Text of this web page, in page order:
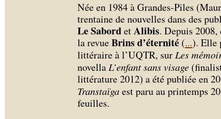
Née en 1984 à Grandes-Piles
trentaine de nouvelles dans des
Le SabordetAlibis. Depuis
la revueBrins d’éternité (...). Elle
littéraire à l’UQTR, sur Les
novella L’enfant sans visage
littérature 2012) a été publiée en
Transtaïgaest paru au printemps
feuilles.